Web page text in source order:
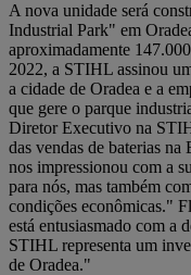
A nova unidade será
Industrial Park" em
aproximadamente
2022, a STIHL assinou
a cidade de Oradea e a
que gere o parque
Diretor Executivo na
das vendas de baterias na
nos impressionou com a
para nós, mas também
condições econômicas."
está entusiasmado com a
STIHL representa um
de Oradea."